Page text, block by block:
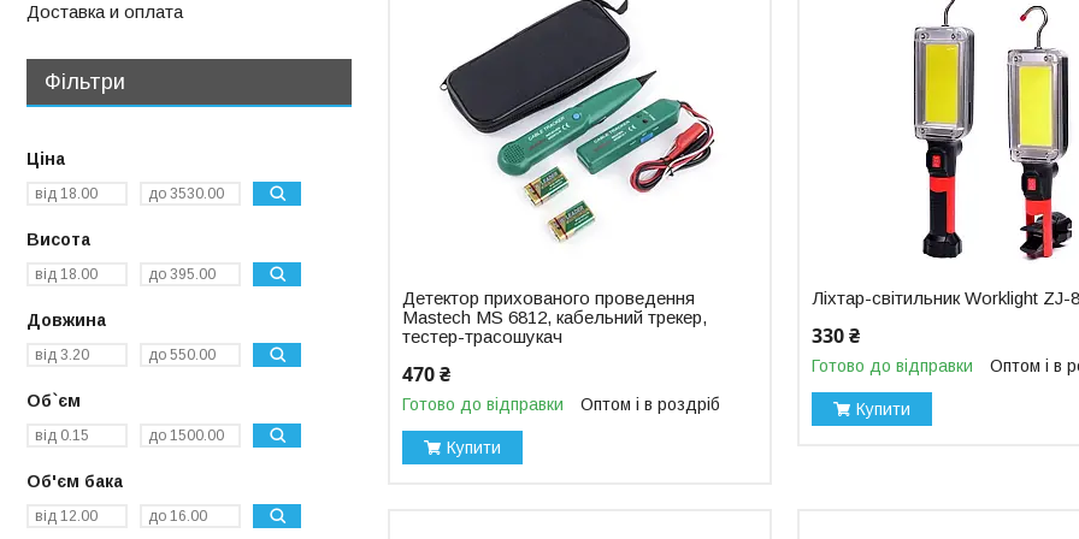
Детектор прихованого проведення
Mastech MS 6812, кабельний трекер,
тестер-трасошукач
470 ₴
Готово до відправки Оптом і в роздріб
Купити
Ліхтар-світильник Worklight ZJ-
330 ₴
Готово до відправки Оптом і в
Купити
Доставка и оплата
Фільтри
Ціна
Висота
Довжина
Об`єм
Об'єм бака